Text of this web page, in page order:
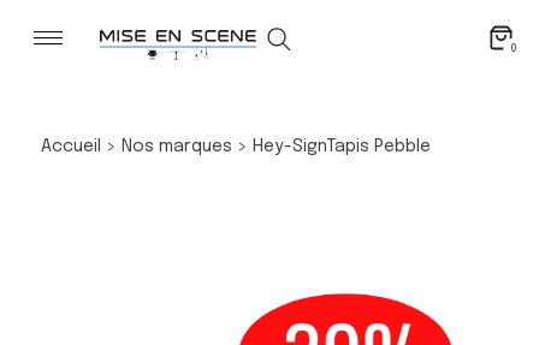
0
Accueil > Nos marques > Hey-SignTapis Pebble